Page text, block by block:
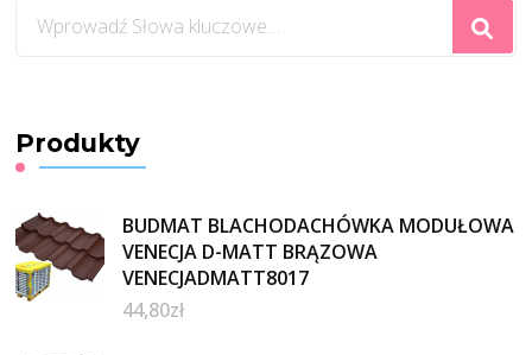
czegoś?
Produkty
BUDMAT BLACHODACHÓWKA MODUŁOWA
VENECJA D-MATT BRĄZOWA
VENECJADMATT8017
44,80zł